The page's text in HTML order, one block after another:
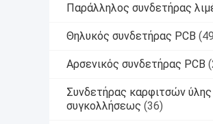
Παράλληλος συνδετήρας
Θηλυκός συνδετήρας PCB
Αρσενικός συνδετήρας PCB
Συνδετήρας καρφιτσών ύλης
συγκολλήσεως (36)